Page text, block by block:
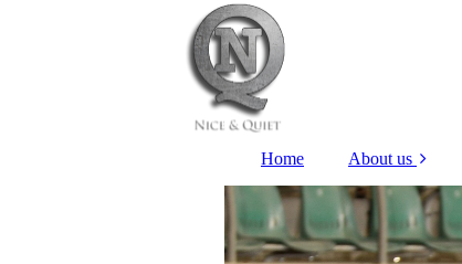
Home About us
Lena Marie
Nordhausen